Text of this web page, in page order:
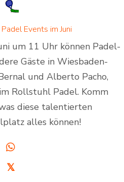
Events im Juni
um 11 Uhr können Padel-
Gäste in Wiesbaden-
und Alberto Pacho,
Rollstuhl Padel. Komm
diese talentierten
alles können!
𝕏